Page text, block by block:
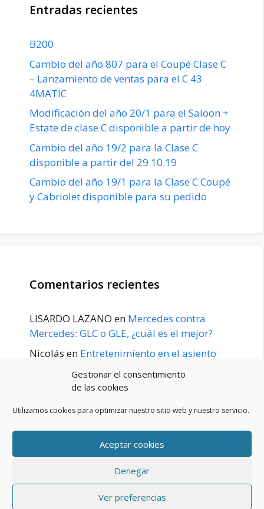
Gestionar el consentimiento
de las cookies
Utilizamos cookies para optimizar nuestro sitio web y nuestro servicio.
Aceptar cookies
Denegar
Ver preferencias
Entradas recientes
B200
Cambio del año 807 para el Coupé Clase C
– Lanzamiento de ventas para el C 43
4MATIC
Modificación del año 20/1 para el Saloon +
Estate de clase C disponible a partir de hoy
Cambio del año 19/2 para la Clase C
disponible a partir del 29.10.19
Cambio del año 19/1 para la Clase C Coupé
y Cabriolet disponible para su pedido
Comentarios recientes
LISARDO LAZANO en Mercedes contra
Mercedes: GLC o GLE, ¿cuál es el mejor?
Nicolás en Entretenimiento en el asiento
principios de 2020
POLÍTICA DE PRIVACIDAD
Política de cookies (UE)
© 2026 Blog De Mercedes-Benz En Español